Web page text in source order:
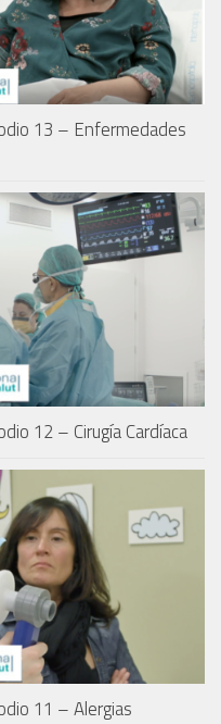
13 – Enfermedades
12 – Cirugía Cardíaca
11 – Alergias